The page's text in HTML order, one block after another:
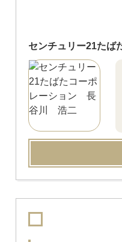
センチュリー21たば